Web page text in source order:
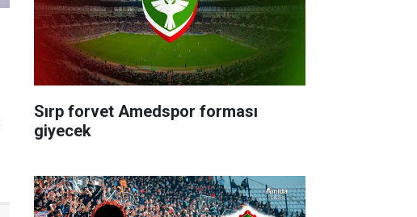
Sırp forvet Amedspor forması
giyecek